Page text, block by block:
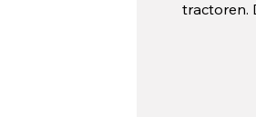
tractoren.